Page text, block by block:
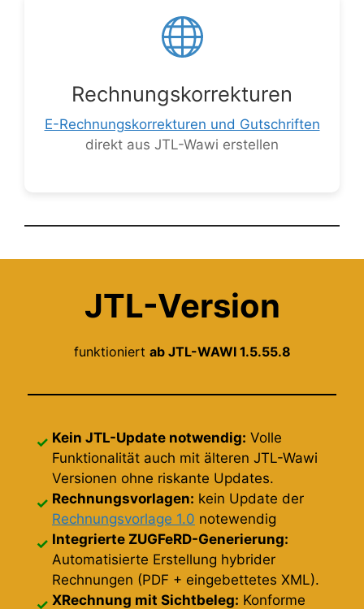
Rechnungskorrekturen
E-Rechnungskorrekturen und Gutschriften
direkt aus JTL-Wawi erstellen
JTL-Version
funktioniert ab JTL-WAWI 1.5.55.8
Kein JTL-Update notwendig: Volle
Funktionalität auch mit älteren JTL-Wawi
Versionen ohne riskante Updates.
Rechnungsvorlagen: kein Update der
Rechnungsvorlage 1.0 notewendig
Integrierte ZUGFeRD-Generierung:
Automatisierte Erstellung hybrider
Rechnungen (PDF + eingebettetes XML).
XRechnung mit Sichtbeleg: Konforme